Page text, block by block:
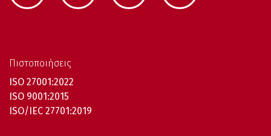
Πιστοποιήσεις
ISO 27001:2022
ISO 9001:2015
ISO/IEC 27701:2019